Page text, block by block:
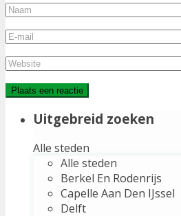
Uitgebreid zoeken
Alle steden
Alle steden
Berkel En Rodenrijs
Capelle Aan Den IJssel
Delft